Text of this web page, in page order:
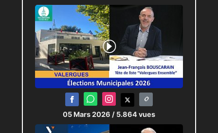
05 Mars 2026 / 5.864 vues